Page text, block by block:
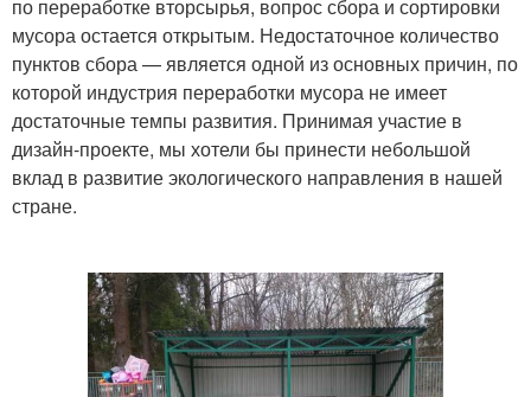
по переработке вторсырья, вопрос сбора и сортировки
мусора остается открытым. Недостаточное количество
пунктов сбора — является одной из основных причин, по
которой индустрия переработки мусора не имеет
достаточные темпы развития. Принимая участие в
дизайн-проекте, мы хотели бы принести небольшой
вклад в развитие экологического направления в нашей
стране.